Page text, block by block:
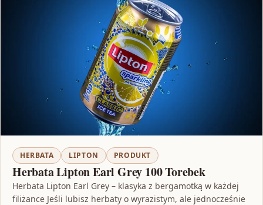
HERBATA LIPTON PRODUKT
Herbata Lipton Earl Grey 100 Torebek
Herbata Lipton Earl Grey – klasyka z bergamotką w każdej
filiżance Jeśli lubisz herbaty o wyrazistym, ale jednocześnie